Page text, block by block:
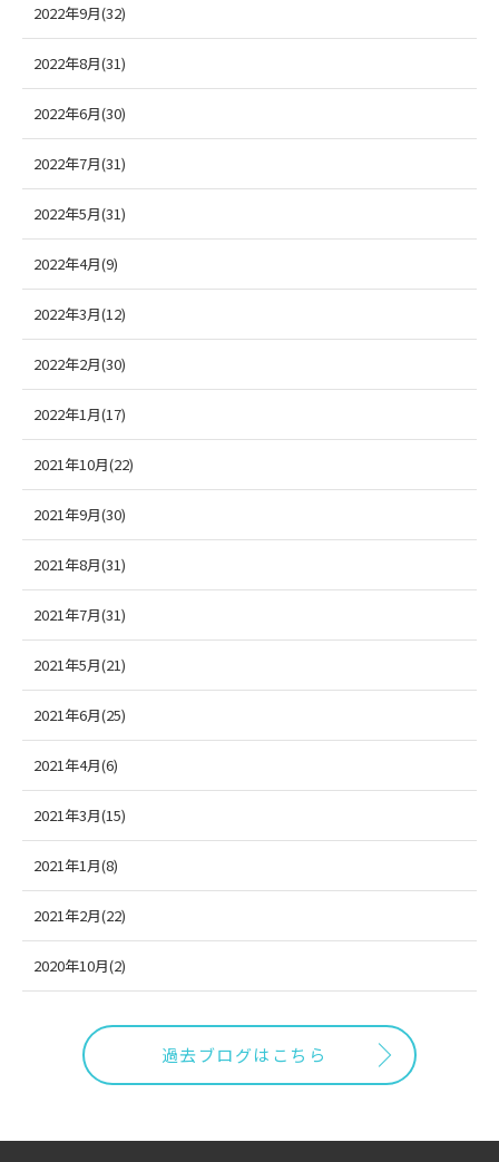
2022年9月(32)
2022年8月(31)
2022年6月(30)
2022年7月(31)
2022年5月(31)
2022年4月(9)
2022年3月(12)
2022年2月(30)
2022年1月(17)
2021年10月(22)
2021年9月(30)
2021年8月(31)
2021年7月(31)
2021年5月(21)
2021年6月(25)
2021年4月(6)
2021年3月(15)
2021年1月(8)
2021年2月(22)
2020年10月(2)
過去ブログはこちら